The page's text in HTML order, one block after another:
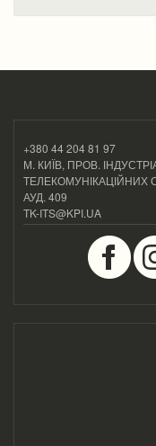
+380 44 204 81 97
М. КИЇВ, ПРОВ.
ТЕЛЕКОМУНІКАЦІЙНИХ
АУД. 409
TK-ITS@KPI.UA